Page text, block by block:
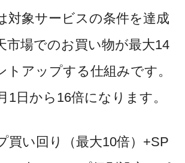
対象サービスの条件を達成
市場でのお買い物が最大14
アップする仕組みです。
1日から16倍になります。
買い回り（最大10倍）+SP